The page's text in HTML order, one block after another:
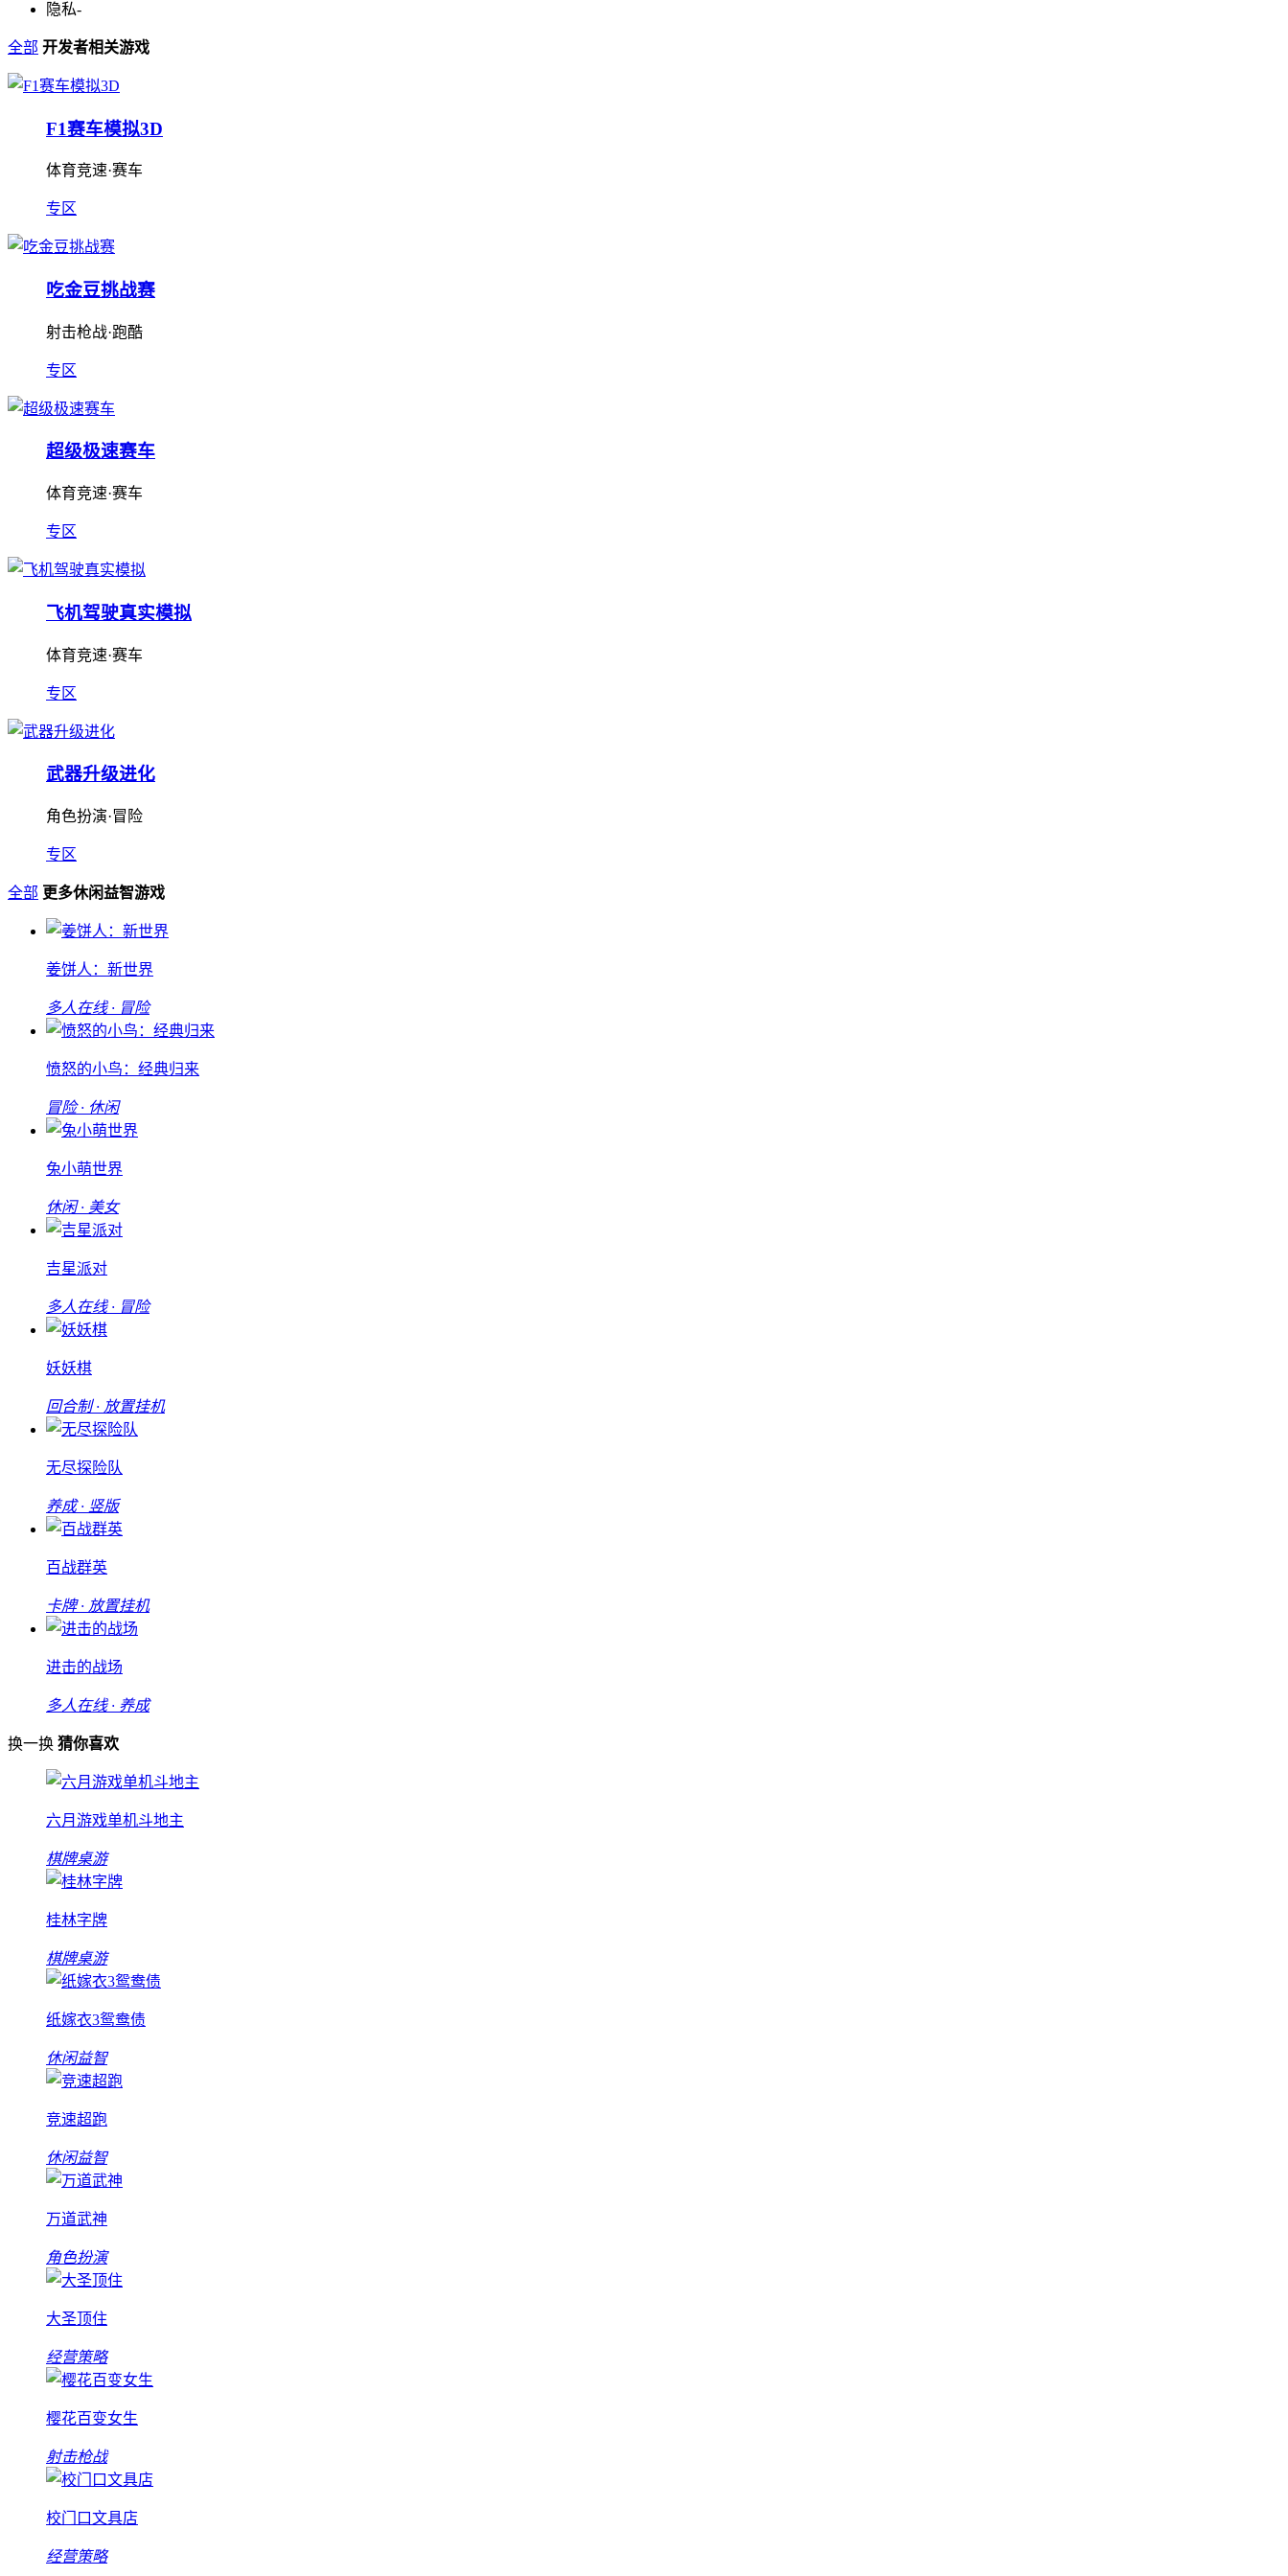
隐私-
全部 开发者相关游戏
F1赛车模拟3D
体育竞速·赛车
专区
吃金豆挑战赛
射击枪战·跑酷
专区
超级极速赛车
体育竞速·赛车
专区
飞机驾驶真实模拟
体育竞速·赛车
专区
武器升级进化
角色扮演·冒险
专区
全部 更多休闲益智游戏
姜饼人：新世界
多人在线 · 冒险
愤怒的小鸟：经典归来
冒险 · 休闲
兔小萌世界
休闲 · 美女
吉星派对
多人在线 · 冒险
妖妖棋
回合制 · 放置挂机
无尽探险队
养成 · 竖版
百战群英
卡牌 · 放置挂机
进击的战场
多人在线 · 养成
换一换 猜你喜欢
六月游戏单机斗地主
棋牌桌游
桂林字牌
棋牌桌游
纸嫁衣3鸳鸯债
休闲益智
竞速超跑
休闲益智
万道武神
角色扮演
大圣顶住
经营策略
樱花百变女生
射击枪战
校门口文具店
经营策略